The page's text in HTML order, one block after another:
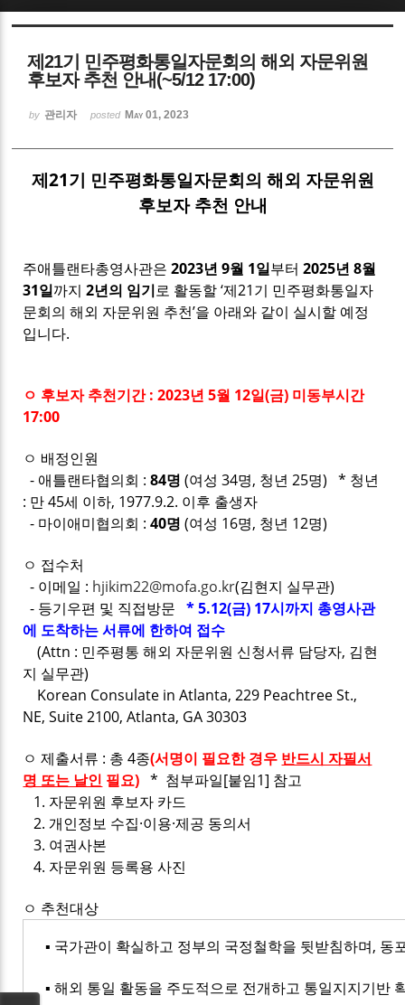
제21기 민주평화통일자문회의 해외 자문위원
후보자 추천 안내(~5/12 17:00)
by 관리자 posted May 01, 2023
제21기 민주평화통일자문회의 해외 자문위원
후보자 추천 안내
주애틀랜타총영사관은2023년 9월 1일부터 2025년 8월
31일까지 2년의 임기로 활동할 ‘제21기 민주평화통일자
문회의 해외 자문위원 추천’을 아래와 같이 실시할 예정
입니다.
ㅇ 후보자 추천기간 : 2023년 5월 12일(금) 미동부시간
17:00
ㅇ 배정인원
- 애틀랜타협의회 :84명 (여성 34명, 청년 25명) * 청년
: 만 45세 이하, 1977.9.2. 이후 출생자
- 마이애미협의회 :40명 (여성 16명, 청년 12명)
ㅇ 접수처
- 이메일 : hjikim22@mofa.go.kr(김현지 실무관)
- 등기우편 및 직접방문* 5.12(금) 17시까지 총영사관
에 도착하는 서류에 한하여 접수
(Attn : 민주평통 해외 자문위원 신청서류 담당자, 김현
지 실무관)
Korean Consulate in Atlanta, 229 Peachtree St.,
NE, Suite 2100, Atlanta, GA 30303
ㅇ 제출서류 : 총 4종(서명이 필요한 경우 반드시 자필서
명 또는 날인 필요) * 첨부파일[붙임1] 참고
1. 자문위원 후보자 카드
2. 개인정보 수집·이용·제공 동의서
3. 여권사본
4. 자문위원 등록용 사진
ㅇ 추천대상
▪ 국가관이 확실하고 정부의 국정철학을 뒷받침하며,
▪ 해외 통일 활동을 주도적으로 전개하고 통일지지기반
Sketchbook5, 스케치북5
Sketchbook5, 스케치북5